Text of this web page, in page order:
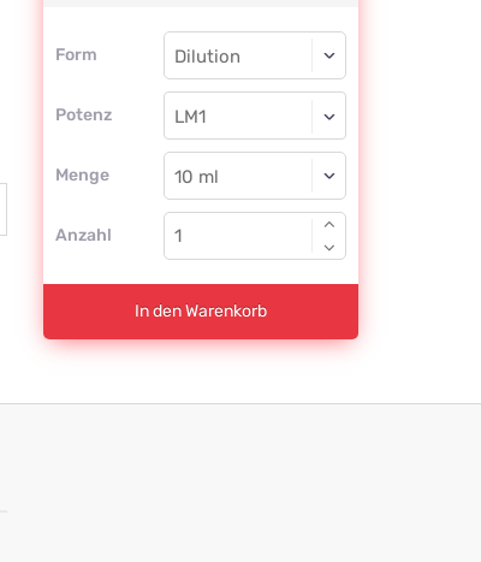
Form
Form
Potenz
Dilution
LM1
Menge
Dilution
Anzahl
In den Warenkorb